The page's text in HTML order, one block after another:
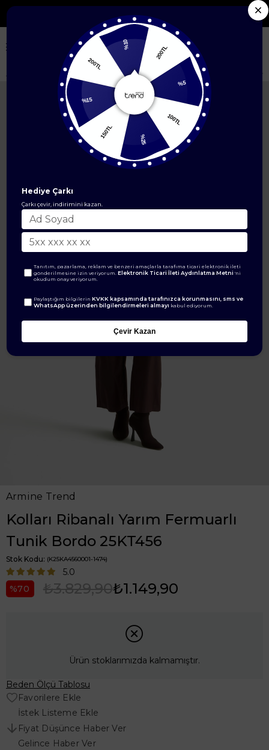
Seçili Yeni Sezon Ürünlerde %50'ye Varan İndirim
ÜST GİYİM Tunik Modelleri Kolları Ribanalı Yarım
Armine Trend
Kolları Ribanalı Yarım Fermuarlı
Tunik Bordo 25KT456
Stok Kodu (K25KA4560001-1474)
5.0
70
₺3.829,90₺1.149,90
Ürün stoklarımızda kalmamıştır.
Beden Ölçü Tablosu
Favorilere Ekle
İstek Listeme Ekle
Fiyat Düşünce Haber Ver
Gelince Haber Ver
%10
200TL
%5
100TL
%25
150TL
%15
200TL
Hediye Çarkı
Çarkı çevir, indirimini kazan.
Tanıtım, pazarlama, reklam ve benzeri amaçlarla tarafıma ticari elektronik ileti
gönderilmesine izin veriyorum.Elektronik Ticari İleti Aydınlatma Metni 'ni
okudum onay veriyorum.
Paylaştığım bilgilerinKVKK kapsamında tarafınızca korunmasını, sms ve
WhatsApp üzerinden bilgilendirmeleri almayı kabul ediyorum.
Çevir Kazan